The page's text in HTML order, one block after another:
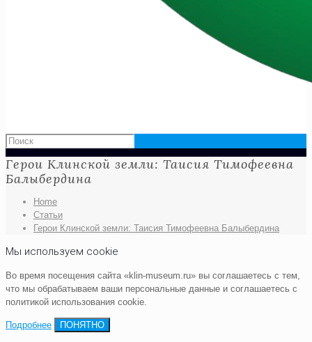
Герои Клинской земли: Таисия Тимофеевна
Балыбердина
Home
Статьи
Герои Клинской земли: Таисия Тимофеевна Балыбердина
Мы используем cookie
Во время посещения сайта «klin-museum.ru» вы соглашаетесь с тем,
что мы обрабатываем ваши персональные данные и соглашаетесь с
политикой использования cookie.
Подробнее ПОНЯТНО